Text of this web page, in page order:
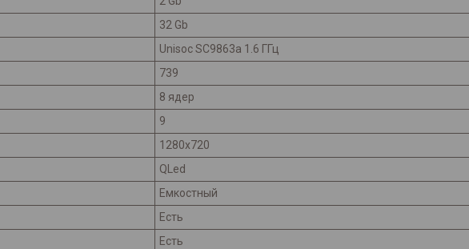
32 Gb
Unisoc SC9863a 1.6 ГГц
739
8 ядер
9
1280x720
QLed
Емкостный
Есть
Есть